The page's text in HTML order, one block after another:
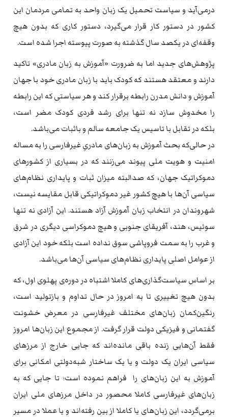
درمی‌آید و سیاست تحمیل یک زبان واحد به تمامی مردمان این
کشور در دستور کار قرار می‌گیرد، دستور کاری که بدون هیچ
وقفه‌ای در یکصد سال گذشته به صورت پیوسته اجرا شده است.
پژوهش‌های جدید اما به ضرورت «آموزش به زبان مادری» تاکید
دارند و معتقد هستند که کودک باید با زبان مادری خود با جهان
آموزش و دانش مدرن رابطه برقرار کند و هر سیاستی که این رابطه
را مخدوش سازد نه تنها برای رشد فردی کودک مضر است،
بلکه در تقابل با تاسیس یک جامعه سالم و باثبات می‌باشد.
در حالی‌که بحث آموزش به زبان‌های مادریِ غیرفارسی را به مساله
امنیت و هویت ملی پیوند می‌زنند که در بسیاری از کشورهای
دموکراتیک جهان، که صدالبته میزان ثبات و پایداری نظام‌های
سیاسی آن‌ها با هیچ کشور غیر دموکراتیکی قابل مقایسه نیست،
شهروندان در انتخاب زبان آموزش آزاد هستند. این آزادی نه تنها
سوئیس، هند، آفریقای جنوبی و هیچ دموکراسی دیگری در شرق
و غرب را به سمت فروپاشی سوق نداده است بلکه خود این آزادی
از عوامل اصلی پایداری نظام‌های سیاسی آن‌‌ها می‌باشد.
بر اساس سیاست‌گذاری‌های کاملا اشتباه در دوره‌ی پهلوی اول، که
بدون هیچ تغییری تا به امروز در حال تداوم و بازتولید است،
رنگین‌کمان زبان‌های مختلف غیرفارسی در معرض خشونت
گفتمانی و فیزیکی دولت قرار گرفت. از مجموع این زبان‌ها امروز
فقط آن‌هایی زنده باقی مانده‌اند که جایی خارج از مرز‌های
سیاسی ایران یک دولت و یا یک ساختار شبه‌دولتی امکانی برای
آموزش به این زبان‌های را فراهم نموده است؛ تا جایی که به
زبان‌های غیرفارسی کاملا محصور در داخل مرزهای ملی ایران
برمی‌گردد، این زبان‌های یا کاملا از بین رفته‌اند و یا عملا در مسیر